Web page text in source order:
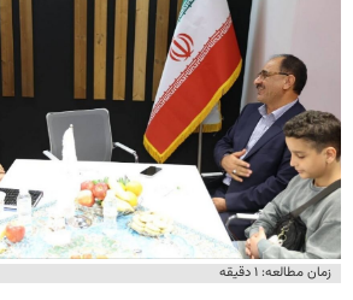
زمان مطالعه: ۱ دقیقه